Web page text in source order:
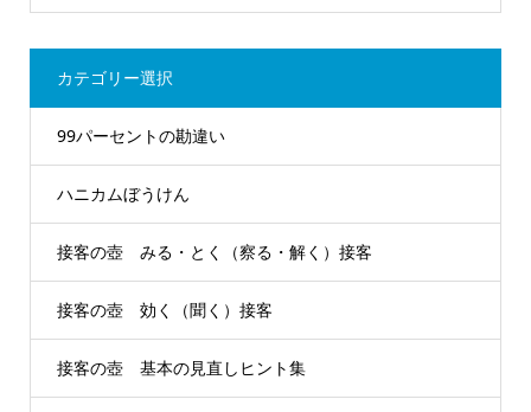
カテゴリー選択
99パーセントの勘違い
ハニカムぼうけん
接客の壺 みる・とく（察る・解く）接客
接客の壺 効く（聞く）接客
接客の壺 基本の見直しヒント集